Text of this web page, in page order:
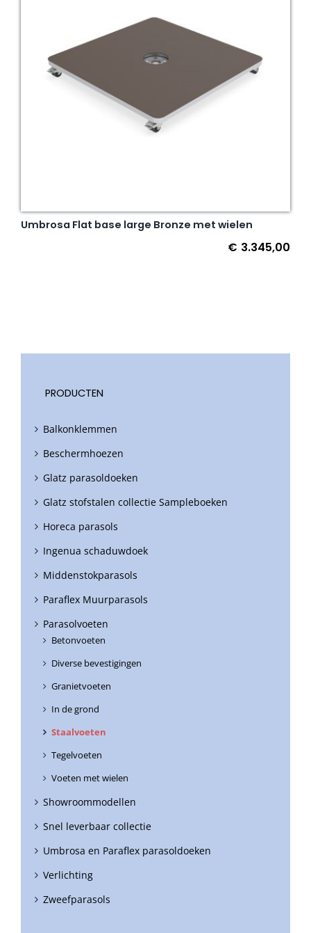
Umbrosa Flat base large Bronze met wielen
€ 3.345,00
PRODUCTEN
Balkonklemmen
Beschermhoezen
Glatz parasoldoeken
Glatz stofstalen collectie Sampleboeken
Horeca parasols
Ingenua schaduwdoek
Middenstokparasols
Paraflex Muurparasols
Parasolvoeten
Betonvoeten
Diverse bevestigingen
Granietvoeten
In de grond
Staalvoeten
Tegelvoeten
Voeten met wielen
Showroommodellen
Snel leverbaar collectie
Umbrosa en Paraflex parasoldoeken
Verlichting
Zweefparasols